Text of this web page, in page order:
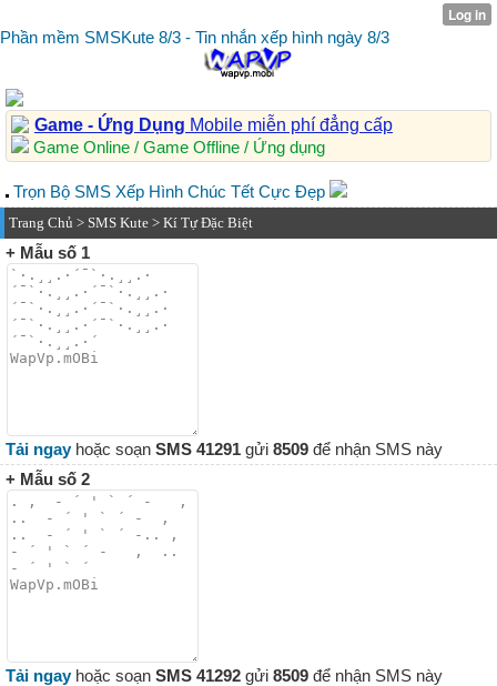
Phần mềm SMSKute 8/3 - Tin nhắn xếp hình ngày 8/3
Game - Ứng Dụng Mobile miễn phí đẳng cấp
Game Online / Game Offline / Ứng dụng
Trọn Bộ SMS Xếp Hình Chúc Tết Cực Đẹp
Trang Chủ > SMS Kute > Kí Tự Đặc Biệt
+ Mẫu số 1
Tải ngayhoặc soạn SMS 41291 gửi 8509 để nhận SMS này
+ Mẫu số 2
Tải ngayhoặc soạn SMS 41292 gửi 8509 để nhận SMS này